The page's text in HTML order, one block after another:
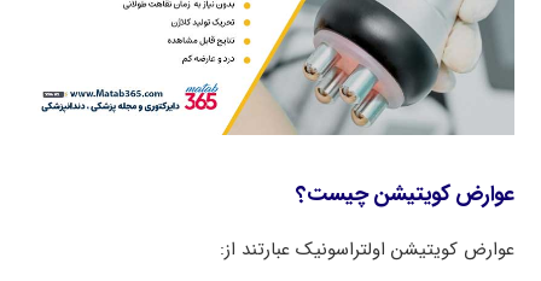
عوارض کویتیشن چیست؟
عوارض کویتیشن اولتراسونیک عبارتند از: